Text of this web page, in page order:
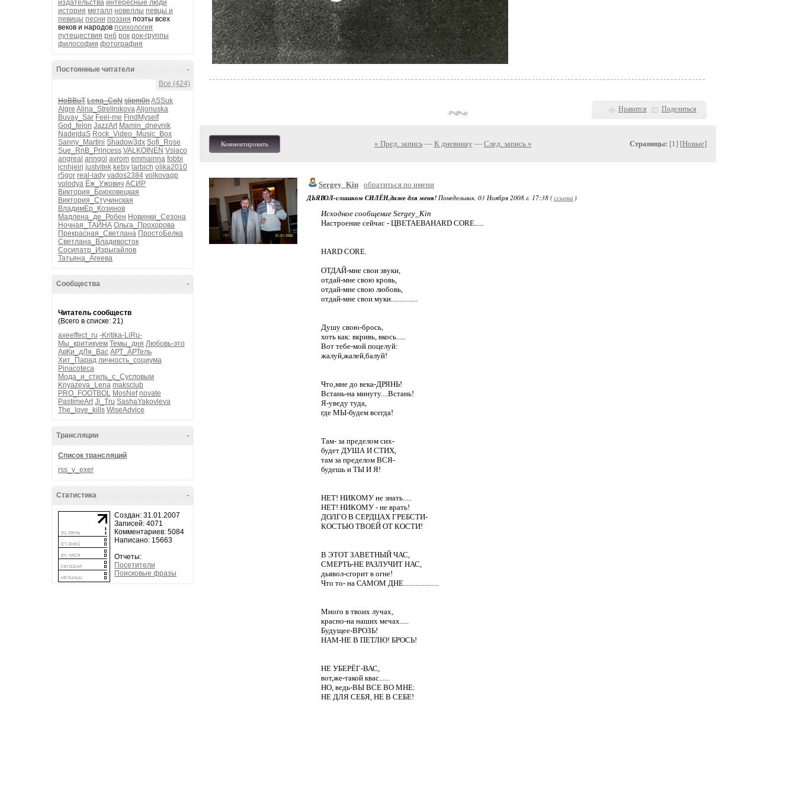
издательства интересные люди
история металл новеллы певцы и
певицы песни поэзия поэты всех
веков и народов психология
путеществия рнб рок рок-группы
философия фотография
-
Постоянные читатели
Все (424)
HoBBuT Lena_CoN slipm0nASSuk
Algre Alina_StrellnikovaAljonuska
Buvay_Sar Feel-me FindMyself
God_felon JazzArt Mamin_dnevnik
NadejdaS Rock_Video_Music_Box
Sanny_Martini Shadow3dx Sofi_Rose
Sue_RnB_Princess VALKOINEN Vsiaco
angreal anngol avrom emmainna fobbi
jcnhjeirj justvitek ketsy larbich olika2010
r5gor real-lady vados2384 volkovagp
volodya Ёж_Ужович АСИР
Виктория_Брюховецкая
Виктория_Стучинская
ВладимЕр_Козинов
Мадлена_де_Робен Новинки_Сезона
Ночная_ТАЙНА Ольга_Прохорова
Прекрасная_Светлана ПростоБелка
Светлана_Владивосток
Сосипатр_Изрыгайлов
Татьяна_Агеева
-
Сообщества
Читатель сообществ
(Всего в списке: 21)
axeeffect_ru -Kritika-LiRu-
Мы_критикуем Темы_дня Любовь-это
АвКи_дЛя_Вас АРТ_АРТель
Хит_Парад личность_социума
Pinacoteca
Мода_и_стиль_с_Сусловым
Knyazeva_Lena maksclub
PRO_FOOTBOL MosNef novate
PastimeArt Ji_Tru SashaYakovleva
The_love_kills WiseAdvice
-
Трансляции
Список трансляций
rss_v_exer
-
Статистика
Создан: 31.01.2007
Записей: 4071
Комментариев: 5084
Написано: 15663
Отчеты:
Посетители
Поисковые фразы
Нравится Поделиться
Комментировать « Пред. запись— К дневнику — След. запись » Страницы: [1] [Новые]
Sergey_Kin обратиться по имени
ДЬЯВОЛ-слишком СИЛЁН,даже для меня! Понедельник, 03 Ноября 2008 г. 17:38 (ссылка )
Исходное сообщение Sergey_Kin
Настроение сейчас - ЦВЕТАЕВАHARD CORE.....
HARD CORE.
ОТДАЙ-мне свои звуки,
отдай-мне свою кровь,
отдай-мне свою любовь,
отдай-мне свои муки...............
Душу свою-брось,
хоть как: вкривь, вкось.....
Вот тебе-мой поцелуй:
жалуй,жалей,балуй!
Что,мне до века-ДРЯНЬ!
Встань-на минуту....Встань!
Я-уведу туда,
где МЫ-будем всегда!
Там- за пределом сих-
будет ДУША И СТИХ,
там за пределом ВСЯ-
будешь и ТЫ И Я!
НЕТ! НИКОМУ не знать.....
НЕТ! НИКОМУ - не врать!
ДОЛГО В СЕРДЦАХ ГРЕБСТИ-
КОСТЬЮ ТВОЕЙ ОТ КОСТИ!
В ЭТОТ ЗАВЕТНЫЙ ЧАС,
СМЕРТЬ-НЕ РАЗЛУЧИТ НАС,
дьявол-сгорит в огне!
Что то- на САМОМ ДНЕ....................
Много в твоих лучах,
красно-на наших мечах.....
Будущее-ВРОЗЬ!
НАМ-НЕ В ПЕТЛЮ! БРОСЬ!
НЕ УБЕРЁГ-ВАС,
вот,же-такой квас......
НО, ведь-ВЫ ВСЕ ВО МНЕ:
НЕ ДЛЯ СЕБЯ, НЕ В СЕБЕ!